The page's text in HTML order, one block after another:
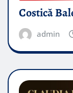
Costică
admin